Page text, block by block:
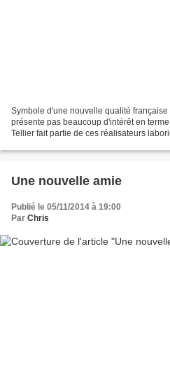
Symbole d'une nouvelle qualité
présente pas beaucoup d'intérêt en
Tellier fait partie de ces réalisateurs
Une nouvelle amie
Publié le 05/11/2014 à 19:00
Par Chris